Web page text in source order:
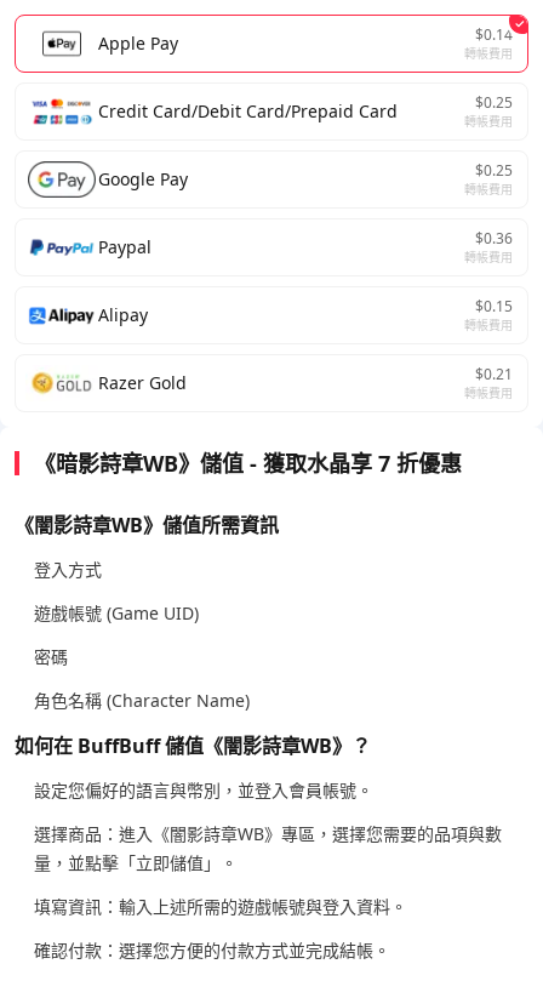
Apple Pay $0.14
轉帳費用
Credit Card/Debit Card/Prepaid Card $0.25
轉帳費用
Google Pay $0.25
轉帳費用
Paypal $0.36
轉帳費用
Alipay $0.15
轉帳費用
Razer Gold $0.21
轉帳費用
《暗影詩章WB》儲值 - 獲取水晶享 7 折優惠
《闇影詩章WB》儲值所需資訊
登入方式
遊戲帳號 (Game UID)
密碼
角色名稱 (Character Name)
如何在 BuffBuff 儲值《闇影詩章WB》？
設定您偏好的語言與幣別，並登入會員帳號。
選擇商品：進入《闇影詩章WB》專區，選擇您需要的品項與數
量，並點擊「立即儲值」。
填寫資訊：輸入上述所需的遊戲帳號與登入資料。
確認付款：選擇您方便的付款方式並完成結帳。